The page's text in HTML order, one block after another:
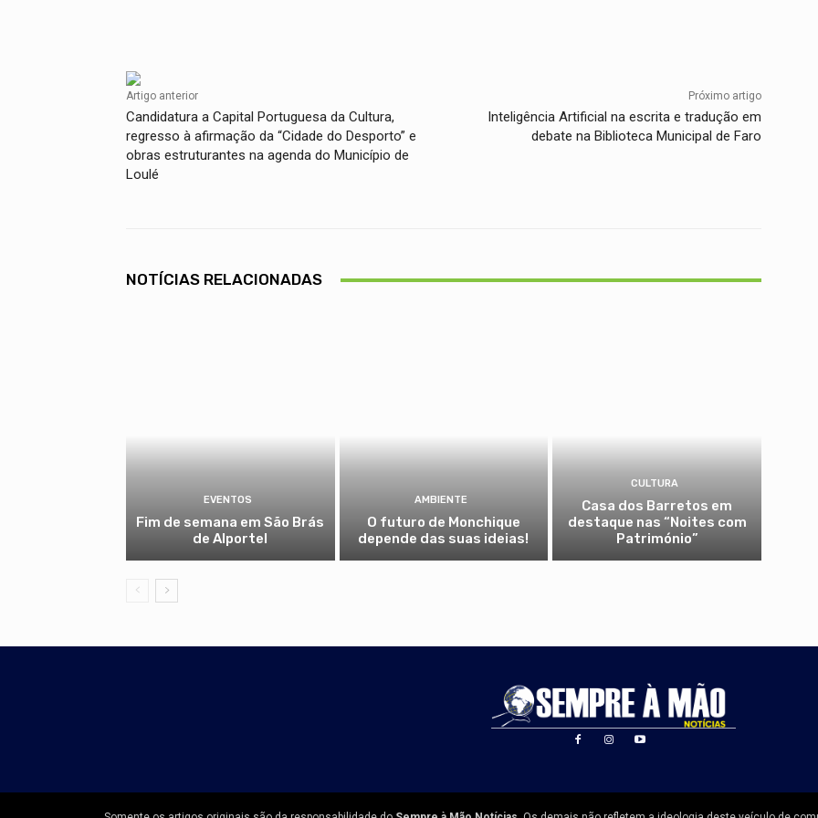
Artigo anterior
Candidatura a Capital Portuguesa da Cultura,
regresso à afirmação da “Cidade do Desporto” e
obras estruturantes na agenda do Município de
Loulé
Próximo artigo
Inteligência Artificial na escrita e tradução em
debate na Biblioteca Municipal de Faro
NOTÍCIAS RELACIONADAS
EVENTOS
Fim de semana em São Brás
de Alportel
AMBIENTE
O futuro de Monchique
depende das suas ideias!
CULTURA
Casa dos Barretos em
destaque nas “Noites com
Património”